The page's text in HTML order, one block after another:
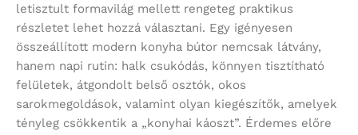
letisztult formavilág mellett rengeteg praktikus
részletet lehet hozzá választani. Egy igényesen
összeállított modern konyha bútor nemcsak látvány,
hanem napi rutin: halk csukódás, könnyen tisztítható
felületek, átgondolt belső osztók, okos
sarokmegoldások, valamint olyan kiegészítők, amelyek
tényleg csökkentik a „konyhai káoszt”. Érdemes előre